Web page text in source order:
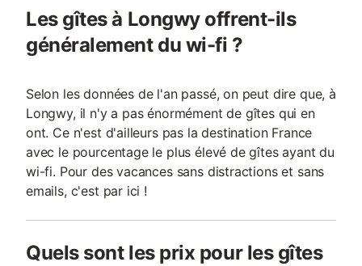
Les gîtes à Longwy offrent-ils
généralement du wi-fi ?
Selon les données de l'an passé, on peut dire que, à
Longwy, il n'y a pas énormément de gîtes qui en
ont. Ce n'est d'ailleurs pas la destination France
avec le pourcentage le plus élevé de gîtes ayant du
wi-fi. Pour des vacances sans distractions et sans
emails, c'est par ici !
Quels sont les prix pour les gîtes